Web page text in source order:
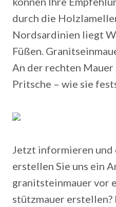
durch die
Nordsardinien liegt
Füßen.
An der rechten
Pritsche – wie sie
Jetzt informieren
erstellen Sie uns ein
granitsteinmauer vor
stützmauer